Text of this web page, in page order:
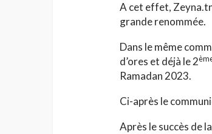
A cet effet,
grande renommée.
Dans le même
d’ores et déjà le 2
Ramadan 2023.
Ci-après le
Après le succès de la